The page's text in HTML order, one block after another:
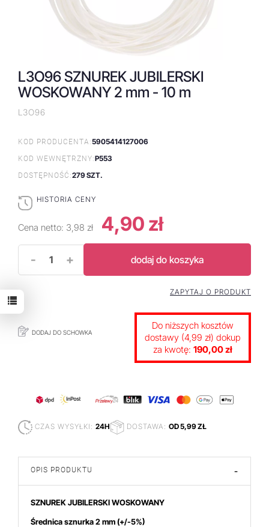
L3O96 SZNUREK JUBILERSKI
WOSKOWANY 2 mm - 10 m
L3O96
KOD PRODUCENTA:5905414127006
KOD WEWNĘTRZNY:P553
DOSTĘPNOŚĆ:279 SZT.
HISTORIA CENY
Cena netto: 3,98 zł 4,90 zł
- + dodaj do koszyka
DODAJ DO SCHOWKA
ZAPYTAJ O PRODUKT
Do niższych kosztów
dostawy (4,99 zł) dokup
za kwotę: 190,00 zł
CZAS WYSYŁKI: 24H DOSTAWA: OD 5,99 ZŁ
OPIS PRODUKTU -
SZNUREK JUBILERSKI WOSKOWANY
Średnica sznurka 2 mm (+/-5%)